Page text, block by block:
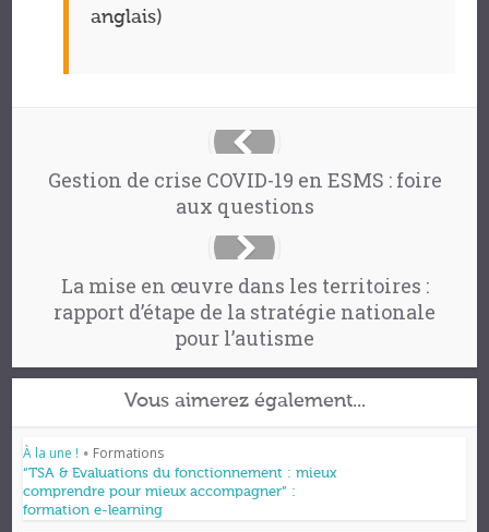
anglais)
Gestion de crise COVID-19 en ESMS : foire
aux questions
La mise en œuvre dans les territoires :
rapport d’étape de la stratégie nationale
pour l’autisme
Vous aimerez également...
À la une ! • Formations
“TSA & Evaluations du fonctionnement : mieux
comprendre pour mieux accompagner” :
formation e-learning